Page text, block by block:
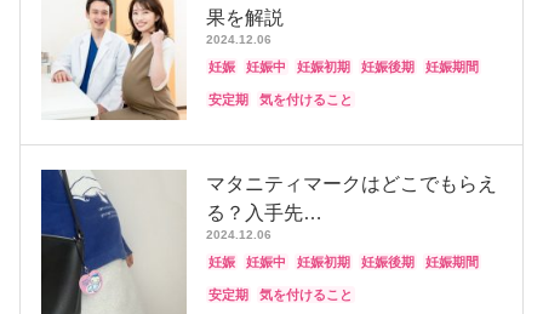
果を解説
2024.12.06
妊娠 妊娠中 妊娠初期 妊娠後期 妊娠期間
安定期 気を付けること
マタニティマークはどこでもらえ
る？入手先…
2024.12.06
妊娠 妊娠中 妊娠初期 妊娠後期 妊娠期間
安定期 気を付けること